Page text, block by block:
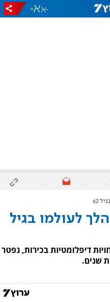
-
+
62
לעולמו בגיל
דיפלומטיות בכירות, נפטר